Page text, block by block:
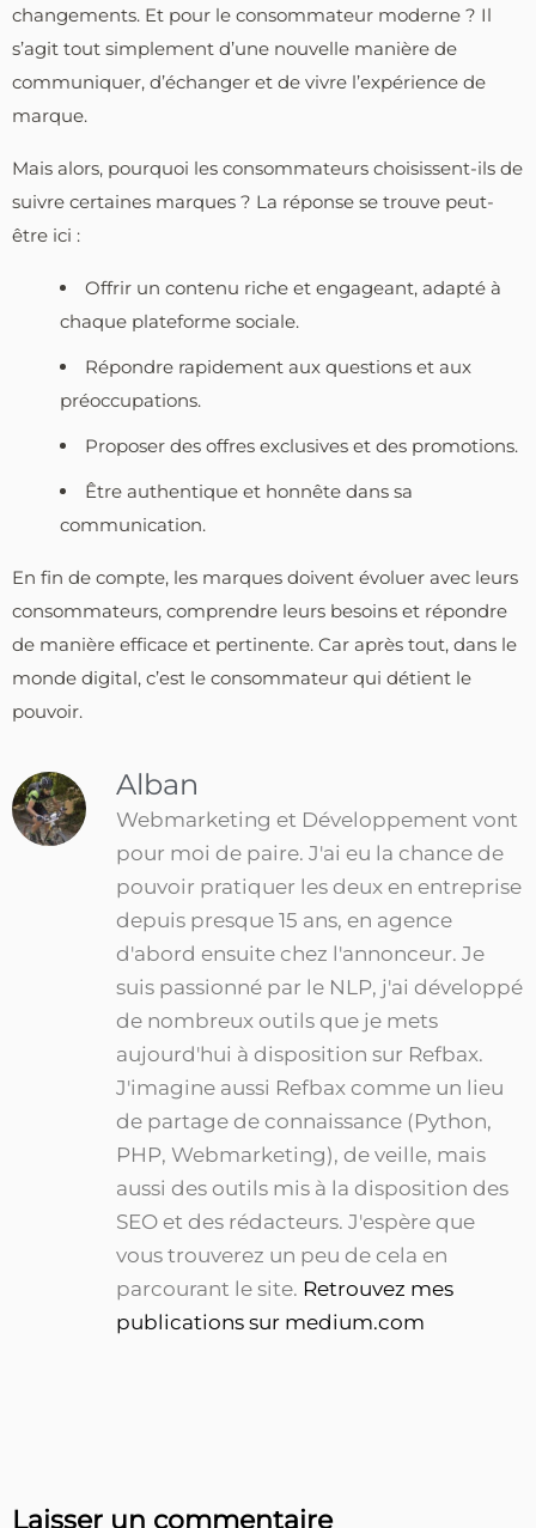
changements. Et pour le consommateur moderne ? Il
s’agit tout simplement d’une nouvelle manière de
communiquer, d’échanger et de vivre l’expérience de
marque.
Mais alors, pourquoi les consommateurs choisissent-ils de
suivre certaines marques ? La réponse se trouve peut-
être ici :
Offrir un contenu riche et engageant, adapté à
chaque plateforme sociale.
Répondre rapidement aux questions et aux
préoccupations.
Proposer des offres exclusives et des promotions.
Être authentique et honnête dans sa
communication.
En fin de compte, les marques doivent évoluer avec leurs
consommateurs, comprendre leurs besoins et répondre
de manière efficace et pertinente. Car après tout, dans le
monde digital, c’est le consommateur qui détient le
pouvoir.
Alban
Webmarketing et Développement vont
pour moi de paire. J'ai eu la chance de
pouvoir pratiquer les deux en entreprise
depuis presque 15 ans, en agence
d'abord ensuite chez l'annonceur. Je
suis passionné par le NLP, j'ai développé
de nombreux outils que je mets
aujourd'hui à disposition sur Refbax.
J'imagine aussi Refbax comme un lieu
de partage de connaissance (Python,
PHP, Webmarketing), de veille, mais
aussi des outils mis à la disposition des
SEO et des rédacteurs. J'espère que
vous trouverez un peu de cela en
parcourant le site. Retrouvez mes
publications sur medium.com
Laisser un commentaire